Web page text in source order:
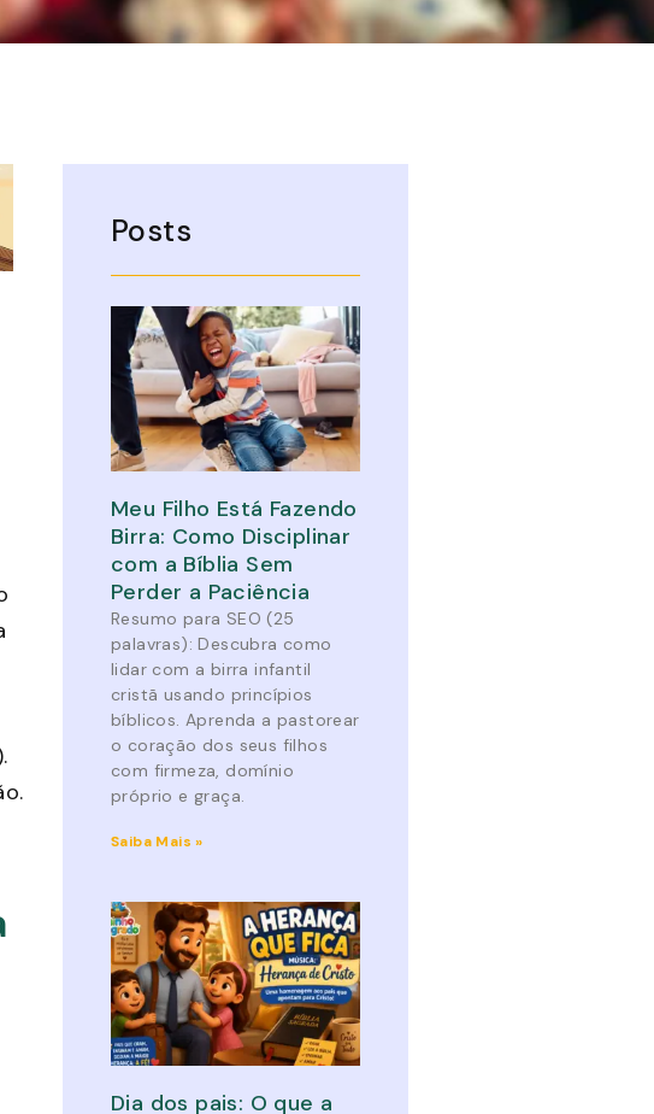
Posts
Meu Filho Está Fazendo
Birra: Como Disciplinar
com a Bíblia Sem
Perder a Paciência
Resumo para SEO (25
palavras): Descubra como
lidar com a birra infantil
cristã usando princípios
bíblicos. Aprenda a pastorear
o coração dos seus filhos
com firmeza, domínio
próprio e graça.
Saiba Mais »
Dia dos pais: O que a